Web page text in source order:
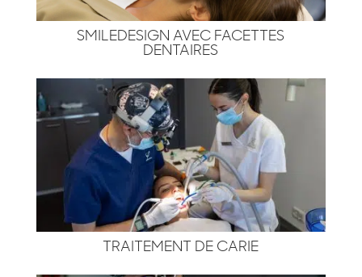
SMILEDESIGN AVEC FACETTES
DENTAIRES
TRAITEMENT DE CARIE